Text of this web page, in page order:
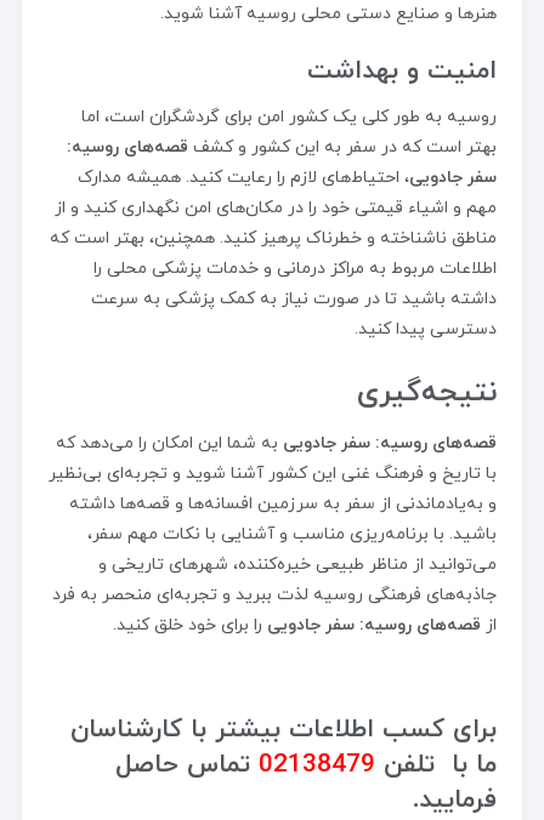
هنرها و صنایع دستی محلی روسیه آشنا شوید.
امنیت و بهداشت
روسیه به طور کلی یک کشور امن برای گردشگران است، اما
بهتر است که در سفر به این کشور و کشف قصه‌های روسیه:
سفر جادویی، احتیاط‌های لازم را رعایت کنید. همیشه مدارک
مهم و اشیاء قیمتی خود را در مکان‌های امن نگهداری کنید و از
مناطق ناشناخته و خطرناک پرهیز کنید. همچنین، بهتر است که
اطلاعات مربوط به مراکز درمانی و خدمات پزشکی محلی را
داشته باشید تا در صورت نیاز به کمک پزشکی به سرعت
دسترسی پیدا کنید.
نتیجه‌گیری
قصه‌های روسیه: سفر جادویی به شما این امکان را می‌دهد که
با تاریخ و فرهنگ غنی این کشور آشنا شوید و تجربه‌ای بی‌نظیر
و به‌یادماندنی از سفر به سرزمین افسانه‌ها و قصه‌ها داشته
باشید. با برنامه‌ریزی مناسب و آشنایی با نکات مهم سفر،
می‌توانید از مناظر طبیعی خیره‌کننده، شهرهای تاریخی و
جاذبه‌های فرهنگی روسیه لذت ببرید و تجربه‌ای منحصر به فرد
از قصه‌های روسیه: سفر جادویی را برای خود خلق کنید.
برای کسب اطلاعات بیشتر با کارشناسان
ما با تلفن 02138479 تماس حاصل
فرمایید.